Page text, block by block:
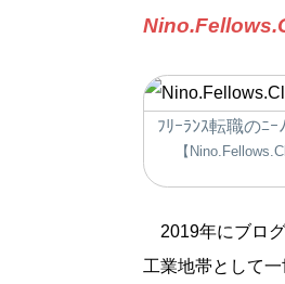
ﾌﾘｰﾗﾝｽ転職のﾆ
【
2019年にブロ
工業地帯として